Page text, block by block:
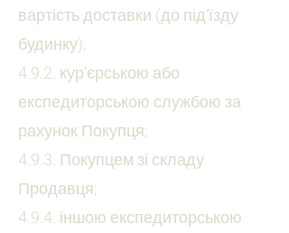
вартість доставки (до під’їзду
будинку);
4.9.2. кур’єрською або
експедиторською службою за
рахунок Покупця;
4.9.3. Покупцем зі складу
Продавця;
4.9.4. іншою експедиторською